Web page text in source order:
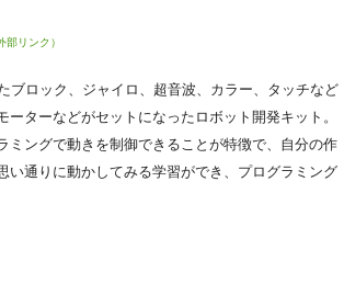
部リンク）
ブロック、ジャイロ、超音波、カラー、タッチなど
ーターなどがセットになったロボット開発キット。
ミングで動きを制御できることが特徴で、自分の作
い通りに動かしてみる学習ができ、プログラミング